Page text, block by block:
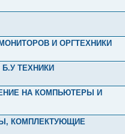
И ОРГТЕХНИКИ
ТЕХНИКИ
НА КОМПЬЮТЕРЫ И
КОМПЛЕКТУЮЩИЕ